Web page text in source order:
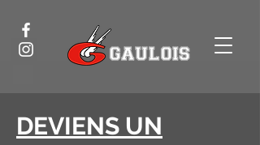
DEVIENS UN